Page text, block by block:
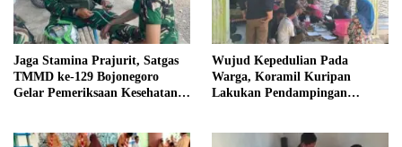
Jaga Stamina Prajurit, Satgas
TMMD ke-129 Bojonegoro
Gelar Pemeriksaan Kesehatan
Wujud Kepedulian Pada
Warga, Koramil Kuripan
Lakukan Pendampingan